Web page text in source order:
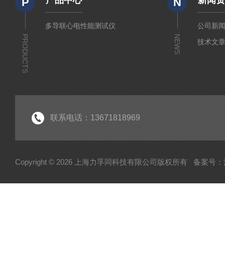
PRODUCTS
多导联心电性能测试仪
NEWS
公司新
技术文
联系电话：13671818969
Copyright © 2026 上海力孚同科技有限公司版权所有 备案号：